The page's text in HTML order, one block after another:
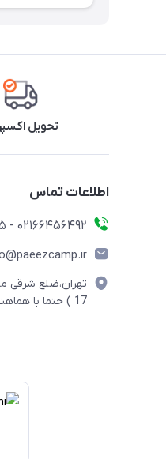
تحویل
اطلاعات تماس
02166456492 - 09121933405
17 ) حتما با هماهنگی قبلی